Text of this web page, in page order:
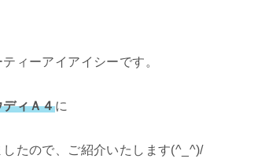
ィーアイアイシーです。
ディＡ４に
たので、ご紹介いたします(^_^)/